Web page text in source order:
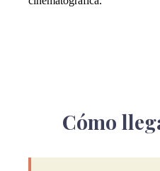
Cómo